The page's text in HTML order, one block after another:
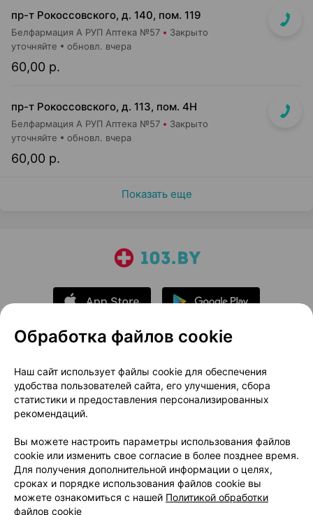
пр-т Рокоссовского, д. 140, пом. 119
Белфармация А РУП Аптека №57 Закрыто
60,00 р.
уточняйте обновл. вчера
пр-т Рокоссовского, д. 113, пом. 4Н
Белфармация А РУП Аптека №57 Закрыто
60,00 р.
уточняйте обновл. вчера
Показать еще
О проекте
Новости проекта
Размещение рекламы
Медицинский маркетинг
Публичный договор
Доставка
Способы оплаты
Вакансии
Партнеры
Написать руководителю 103.by
Написать в поддержку
Персональные настройки Cookie
Обработка файлов cookie
Наш сайт использует файлы cookie для обеспечения
удобства пользователей сайта, его улучшения, сбора
статистики и предоставления персонализированных
рекомендаций.
Вы можете настроить параметры использования файлов
cookie или изменить свое согласие в более позднее время.
Для получения дополнительной информации о целях,
сроках и порядке использования файлов cookie вы
можете ознакомиться с нашей Политикой обработки
файлов cookie